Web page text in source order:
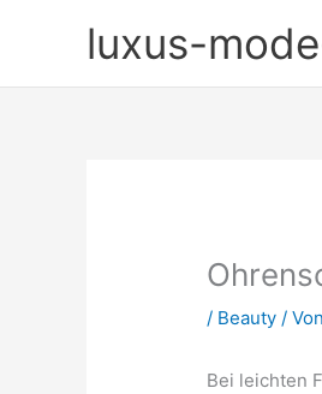
luxus-
/ Beauty /
Bei leichten